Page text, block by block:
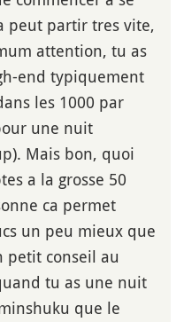
peut partir tres vite,
attention, tu as
end typiquement
les 1000 par
une nuit
Mais bon, quoi
a la grosse 50
ca permet
un peu mieux que
petit conseil au
tu as une nuit
que le